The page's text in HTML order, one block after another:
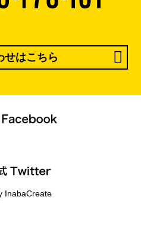
せはこちら
InabaCreate